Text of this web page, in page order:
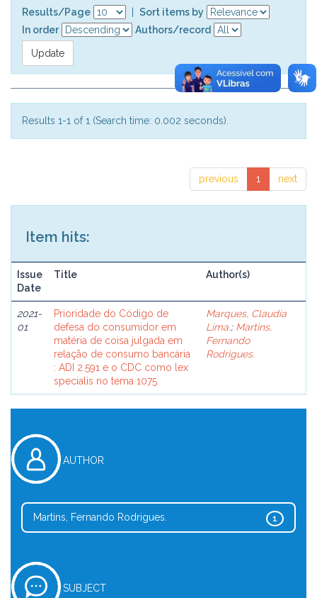
Results/Page
Sort items by
In order
Authors/record
Results 1-1 of 1 (Search time: 0.002 seconds).
previous 1 next
Item hits:
Issue
Date
Title Author(s)
2021-
01
Prioridade do Código de
defesa do consumidor em
matéria de coisa julgada em
relação de consumo bancária
: ADI 2.591 e o CDC como lex
specialis no tema 1075
Marques, Claudia
Lima.; Martins,
Fernando
Rodrigues.
AUTHOR
1
Martins, Fernando Rodrigues.
SUBJECT